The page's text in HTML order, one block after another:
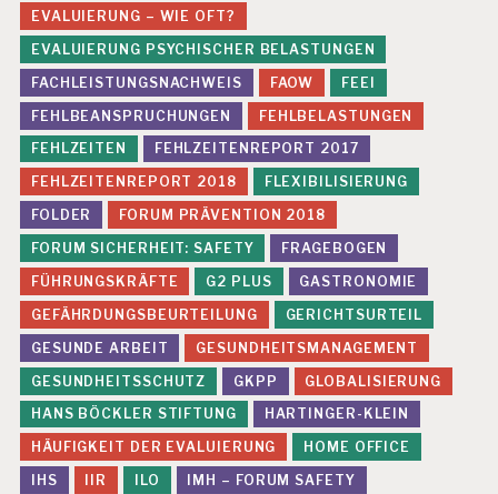
EVALUIERUNG – WIE OFT?
EVALUIERUNG PSYCHISCHER BELASTUNGEN
FACHLEISTUNGSNACHWEIS
FAOW
FEEI
FEHLBEANSPRUCHUNGEN
FEHLBELASTUNGEN
FEHLZEITEN
FEHLZEITENREPORT 2017
FEHLZEITENREPORT 2018
FLEXIBILISIERUNG
FOLDER
FORUM PRÄVENTION 2018
FORUM SICHERHEIT: SAFETY
FRAGEBOGEN
FÜHRUNGSKRÄFTE
G2 PLUS
GASTRONOMIE
GEFÄHRDUNGSBEURTEILUNG
GERICHTSURTEIL
GESUNDE ARBEIT
GESUNDHEITSMANAGEMENT
GESUNDHEITSSCHUTZ
GKPP
GLOBALISIERUNG
HANS BÖCKLER STIFTUNG
HARTINGER-KLEIN
HÄUFIGKEIT DER EVALUIERUNG
HOME OFFICE
IHS
IIR ILO
IMH – FORUM SAFETY